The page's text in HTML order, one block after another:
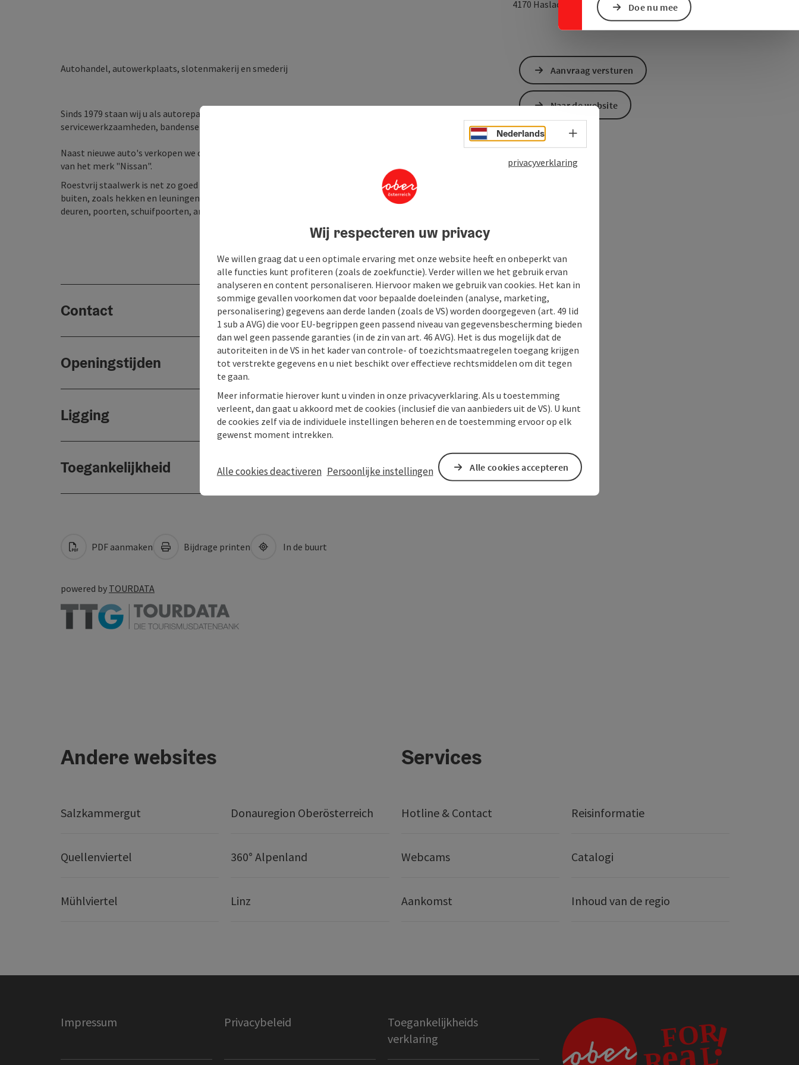
Doe nu mee
4170 Haslach an der Mühl Openen in Google Maps
Autohandel, autowerkplaats, slotenmakerij en smederij
Sinds 1979 staan wij u als autoreparatiebedrijf terzijde. Of het nu gaat om reparaties, §57a-keuringen,
servicewerkzaamheden, bandenservice of carrosserie, u heeft een competente partner aan uw zijde gevonden.
Naast nieuwe auto's verkopen we ook demonstratiewagens, jaarwagens en tweedehandsauto's, voornamelijk
van het merk "Nissan".
Roestvrij staalwerk is net zo goed een van onze sterke punten als artistiek smeedwerk, zowel binnen als
buiten, zoals hekken en leuningen, balkons en leuningen, trappen en trapleuningen, wenteltrappen, balkons,
deuren, poorten, schuifpoorten, artistiek smeedwerk, kroonluchters, raamroosters.
Contact
Openingstijden
Ligging
Toegankelijkheid
Aanvraag versturen
Naar de website
PDF aanmaken Bijdrage printen In de buurt
powered by TOURDATA
Andere websites
Salzkammergut Donauregion Oberösterreich
Quellenviertel 360° Alpenland
Mühlviertel Linz
Services
Hotline & Contact Reisinformatie
Webcams Catalogi
Aankomst Inhoud van de regio
Impressum Privacybeleid
Toegankelijkheids
verklaring
Nederlands Taalkeuze - menu openen
privacyverklaring
Wij respecteren uw privacy
We willen graag dat u een optimale ervaring met onze website heeft en onbeperkt van
alle functies kunt profiteren (zoals de zoekfunctie). Verder willen we het gebruik ervan
analyseren en content personaliseren. Hiervoor maken we gebruik van cookies. Het kan in
sommige gevallen voorkomen dat voor bepaalde doeleinden (analyse, marketing,
personalisering) gegevens aan derde landen (zoals de VS) worden doorgegeven (art. 49 lid
1 sub a AVG) die voor EU-begrippen geen passend niveau van gegevensbescherming bieden
dan wel geen passende garanties (in de zin van art. 46 AVG). Het is dus mogelijk dat de
autoriteiten in de VS in het kader van controle- of toezichtsmaatregelen toegang krijgen
tot verstrekte gegevens en u niet beschikt over effectieve rechtsmiddelen om dit tegen
te gaan.
Meer informatie hierover kunt u vinden in onze privacyverklaring. Als u toestemming
verleent, dan gaat u akkoord met de cookies (inclusief die van aanbieders uit de VS). U kunt
de cookies zelf via de individuele instellingen beheren en de toestemming ervoor op elk
gewenst moment intrekken.
Alle cookies deactiveren Persoonlijke instellingen Alle cookies accepteren